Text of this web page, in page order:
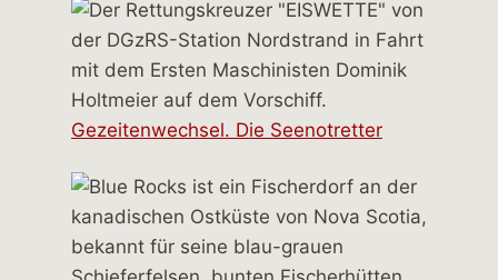
Gezeitenwechsel. Die Seenotretter